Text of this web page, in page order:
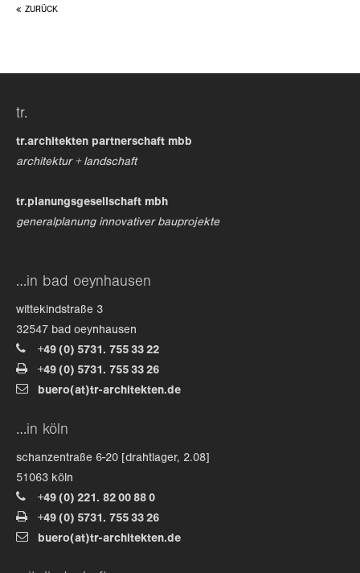
ZURÜCK
tr.
tr.architekten partnerschaft mbb
architektur + landschaft
tr.planungsgesellschaft mbh
generalplanung innovativer bauprojekte
…in bad oeynhausen
wittekindstraße 3
32547 bad oeynhausen
+49 (0) 5731. 755 33 22
+49 (0) 5731. 755 33 26
buero(at)tr-architekten.de
…in köln
schanzentraße 6-20 [drahtlager, 2.08]
51063 köln
+49 (0) 221. 82 00 88 0
+49 (0) 5731. 755 33 26
buero(at)tr-architekten.de